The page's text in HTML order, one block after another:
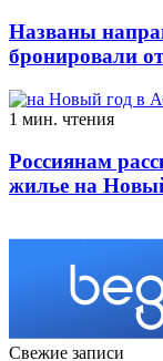
Названы
бронировали
1 мин. чтения
Россиянам
жилье на
Свежие записи